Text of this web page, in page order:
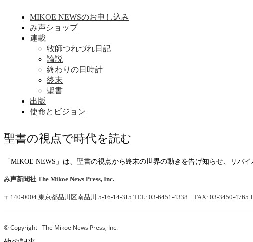
MIKOE NEWSのお申し込み
み声ショップ
連載
牧師つれづれ日記
論説
終わりの日時計
終末
聖書
出版
使命とビジョン
聖書の視点で時代を読む
「MIKOE NEWS」は、聖書の視点から終末の世界の動きを告げ知らせ、リバ
み声新聞社 The Mikoe News Press, Inc.
〒140-0004 東京都品川区南品川 5-16-14-315 TEL: 03-6451-4338 FAX: 03-3450-4765
© Copyright - The Mikoe News Press, Inc.